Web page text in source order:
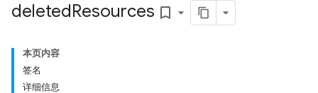
deletedResources bookmark_border
本页内容
签名
详细信息